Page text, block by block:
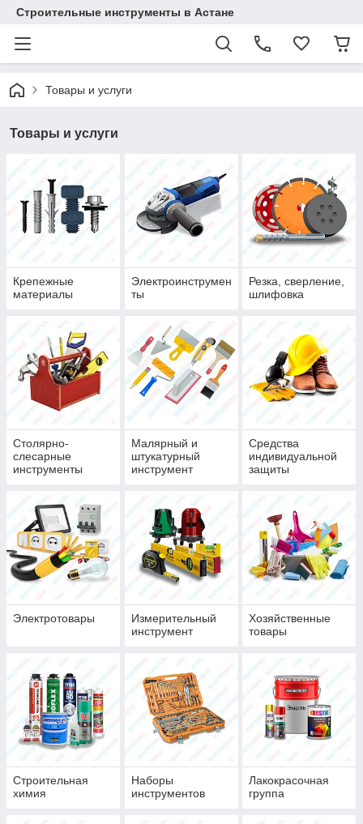
Строительные инструменты в Астане
Товары и услуги
Товары и услуги
Крепежные
материалы
Электроинструмен
ты
Резка, сверление,
шлифовка
Столярно-
слесарные
инструменты
Малярный и
штукатурный
инструмент
Средства
индивидуальной
защиты
Электротовары
Измерительный
инструмент
Хозяйственные
товары
Строительная
химия
Наборы
инструментов
Лакокрасочная
группа